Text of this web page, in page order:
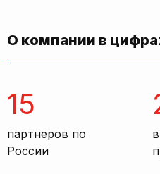
О компании в
15
партнеров по
России